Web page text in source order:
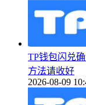
TP钱包闪兑
方法请收好
2026-08-09